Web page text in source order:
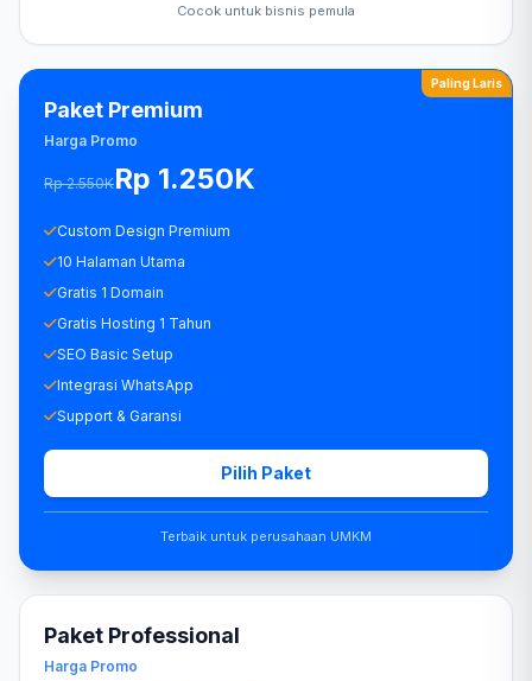
Cocok untuk bisnis pemula
Paling Laris
Paket Premium
Harga Promo
Rp 2.550KRp 1.250K
Custom Design Premium
10 Halaman Utama
Gratis 1 Domain
Gratis Hosting 1 Tahun
SEO Basic Setup
Integrasi WhatsApp
Support & Garansi
Pilih Paket
Terbaik untuk perusahaan UMKM
Paket Professional
Harga Promo